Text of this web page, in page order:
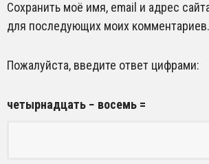
Сохранить моё имя, email и адрес
для последующих моих комментариев.
Пожалуйста, введите ответ цифрами:
четырнадцать − восемь =